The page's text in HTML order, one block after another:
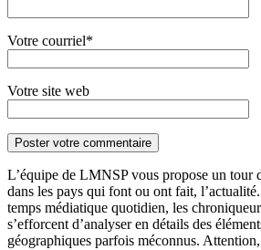
Votre courriel*
Votre site web
L’équipe de LMNSP vous propose un tour
dans les pays qui font ou ont fait,
temps médiatique quotidien, les
s’efforcent d’analyser en détails des
géographiques parfois méconnus.